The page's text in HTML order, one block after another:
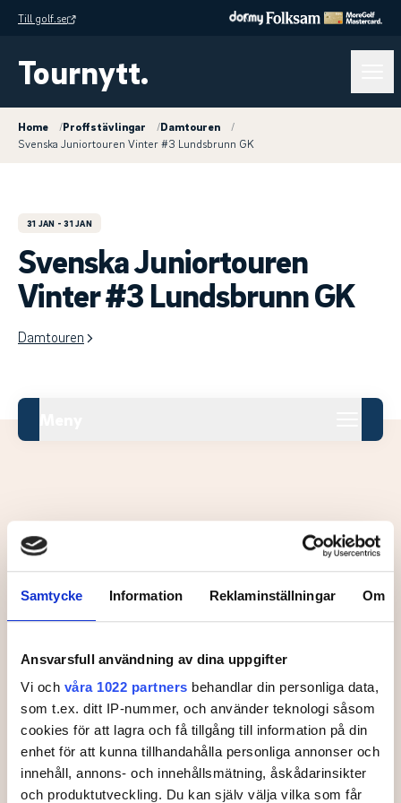
Samtycke Information Reklaminställningar Om
Ansvarsfull användning av dina uppgifter
Vi och våra 1022 partners behandlar din personliga data,
som t.ex. ditt IP-nummer, och använder teknologi såsom
cookies för att lagra och få tillgång till information på din
enhet för att kunna tillhandahålla personliga annonser och
innehåll, annons- och innehållsmätning, åskådarinsikter
och produktutveckling. Du kan själv välja vilka som får
Till golf.se
Tournytt.
Home /Proffstävlingar /Damtouren
/
Svenska Juniortouren Vinter #3 Lundsbrunn GK
31 JAN - 31 JAN
Svenska Juniortouren
Vinter #3 Lundsbrunn GK
Damtouren
Leaderboard.
Inga resultat tillgängliga ännu.